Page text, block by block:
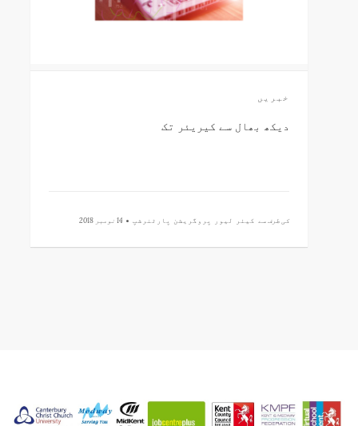
خبریں
دیکھ بھال سے کیریئر تک
کی طرف سے کیئر لیور پروگریشن پارٹنرشپ • 14 نومبر 2018